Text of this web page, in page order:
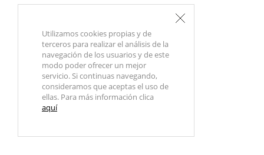
Utilizamos cookies propias y de
terceros para realizar el análisis de la
navegación de los usuarios y de este
modo poder ofrecer un mejor
servicio. Si continuas navegando,
consideramos que aceptas el uso de
ellas. Para más información clica
aquí